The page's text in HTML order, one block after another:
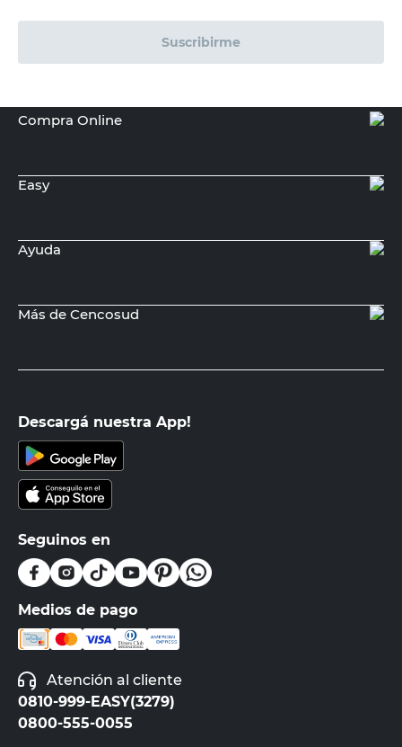
Suscribirme
Compra Online
Easy
Ayuda
Más de Cencosud
Descargá nuestra App!
Seguinos en
Medios de pago
Atención al cliente
0810-999-EASY(3279)
0800-555-0055